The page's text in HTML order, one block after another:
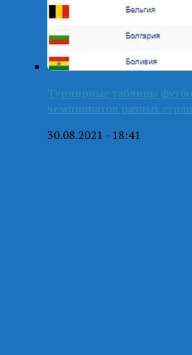
Турнирные таблицы
чемпионатов разных
30.08.2021 - 18:41